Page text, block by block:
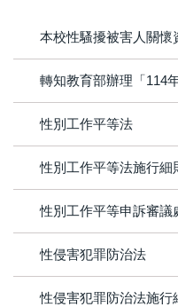
本校性騷擾被害人關懷
轉知教育部辦理「114
性別工作平等法
性別工作平等法施行細
性別工作平等申訴審議
性侵害犯罪防治法
性侵害犯罪防治法施行